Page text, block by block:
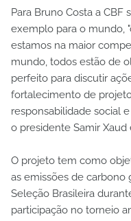
Para Bruno Costa a
exemplo para o mundo,
estamos na maior
mundo, todos estão de
perfeito para discutir
fortalecimento de
responsabilidade social
o presidente Samir Xaud
O projeto tem como
as emissões de carbono
Seleção Brasileira
participação no torneio